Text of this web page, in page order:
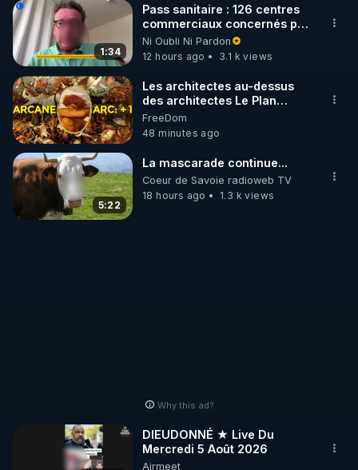
https://www.envol.app/code
________________
▶ Telegram : https://t.me/rgnr_fr
▶ Facebook :
https://www.facebook.com/thierry.rgnr/
▶ Instagram  :
https://www.instagram.com/Thierrycasasnovas_rgn
r
1:34
Pass sanitaire : 126 centres
commerciaux concernés par
l'obligation dans toute la
France
Ni Oubli Ni Pardon
12 hours ago
3.1 k views
Les architectes au-dessus
des architectes Le Plan
Arcanique documente les
constructions des
administrateurs de niveau
humain. Cet article précise à
***
https://naradigmshift.substack.com/
FreeDom
48 minutes ago
5:22
La mascarade continue...
Coeur de Savoie radioweb TV
18 hours ago
1.3 k views
Why this ad?
DIEUDONNÉ ★ Live Du
Mercredi 5 Août 2026
Airmeet